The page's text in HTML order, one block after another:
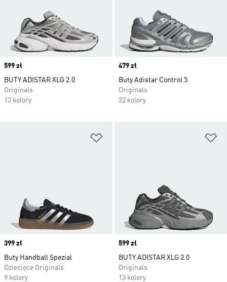
Price
599 zł
BUTY ADISTAR XLG 2.0
Originals
13 kolory
Price
479 zł
Buty Adistar Control 5
Originals
22 kolory
Price
399 zł
Buty Handball Spezial
Dziecięce Originals
9 kolory
Price
599 zł
BUTY ADISTAR XLG 2.0
Originals
13 kolory